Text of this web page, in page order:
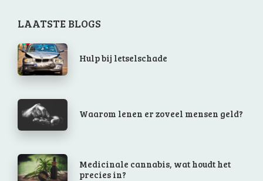
LAATSTE BLOGS
Hulp bij letselschade
Waarom lenen er zoveel mensen geld?
Medicinale cannabis, wat houdt het
precies in?